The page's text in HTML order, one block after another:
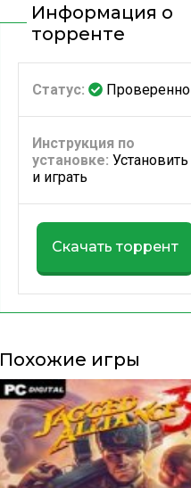
Информация о
торренте
Статус: Проверенно
Инструкция по
установке: Установить
и играть
Скачать торрент
Похожие игры